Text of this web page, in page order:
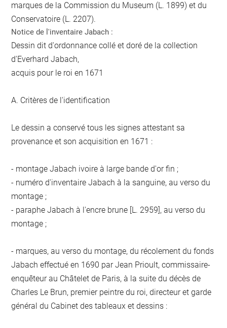
marques de la Commission du Museum (L. 1899) et du
Conservatoire (L. 2207).
Notice de l'inventaire Jabach :
Dessin dit d'ordonnance collé et doré de la collection
d'Everhard Jabach,
acquis pour le roi en 1671
A. Critères de l'identification
Le dessin a conservé tous les signes attestant sa
provenance et son acquisition en 1671 :
- montage Jabach ivoire à large bande d'or fin ;
- numéro d'inventaire Jabach à la sanguine, au verso du
montage ;
- paraphe Jabach à l'encre brune [L. 2959], au verso du
montage ;
- marques, au verso du montage, du récolement du fonds
Jabach effectué en 1690 par Jean Prioult, commissaire-
enquêteur au Châtelet de Paris, à la suite du décès de
Charles Le Brun, premier peintre du roi, directeur et garde
général du Cabinet des tableaux et dessins :